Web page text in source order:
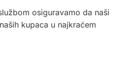
osiguravamo da naši
kupaca u najkraćem